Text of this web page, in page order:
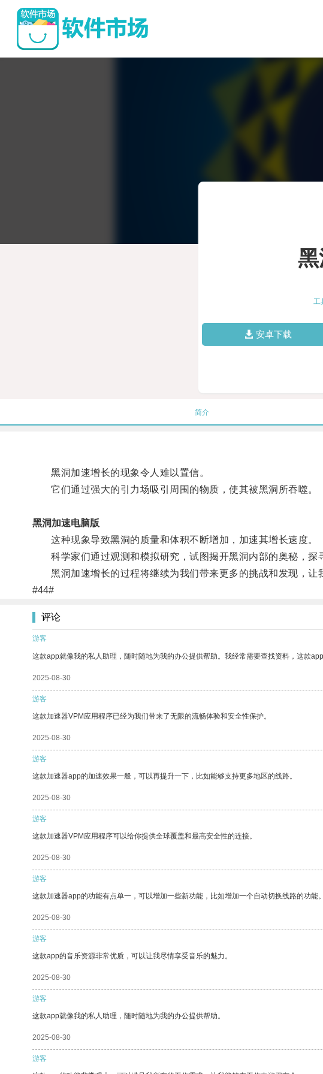
工
安卓下载
简介
黑洞加速增长的现象令人难以置信。
它们通过强大的引力场吸引周围的物质，使其被黑洞所吞噬。
黑洞加速电脑版
这种现象导致黑洞的质量和体积不断增加，加速其增长速度。
科学家们通过观测和模拟研究，试图揭开黑洞内部的奥秘，探
黑洞加速增长的过程将继续为我们带来更多的挑战和发现，让
#44#
评论
游客
这款app就像我的私人助理，随时随地为我的办公提供帮助。我经常需要查找资料，这款
2025-08-30
游客
这款加速器VPM应用程序已经为我们带来了无限的流畅体验和安全性保护。
2025-08-30
游客
这款加速器app的加速效果一般，可以再提升一下，比如能够支持更多地区的线路。
2025-08-30
游客
这款加速器VPM应用程序可以给你提供全球覆盖和最高安全性的连接。
2025-08-30
游客
这款加速器app的功能有点单一，可以增加一些新功能，比如增加一个自动切换线路的功能。
2025-08-30
游客
这款app的音乐资源非常优质，可以让我尽情享受音乐的魅力。
2025-08-30
游客
这款app就像我的私人助理，随时随地为我的办公提供帮助。
2025-08-30
游客